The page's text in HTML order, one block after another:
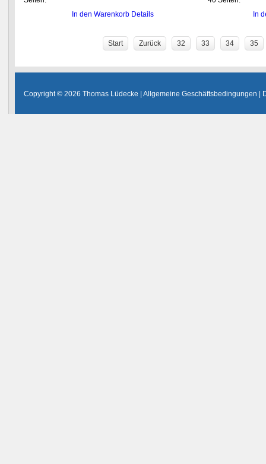
In den Warenkorb Details
In
Start Zurück 32 33 34 35
Copyright © 2026 Thomas Lüdecke | Allgemeine Geschäftsbedingungen